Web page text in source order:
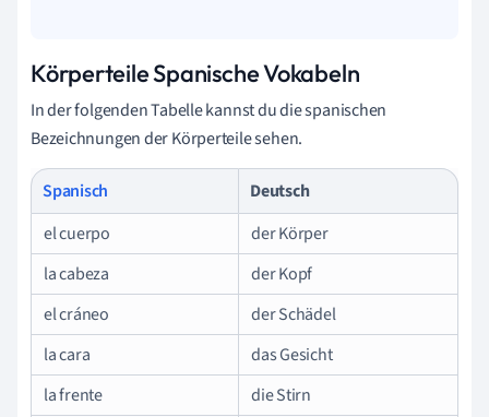
Körperteile Spanische Vokabeln
In der folgenden Tabelle kannst du die spanischen
Bezeichnungen der Körperteile sehen.
Spanisch
Deutsch
el cuerpo
der Körper
la cabeza
der Kopf
el cráneo
der Schädel
la cara
das Gesicht
la frente
die Stirn